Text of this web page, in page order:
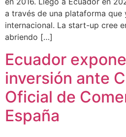
a través de una plataforma que
internacional. La start-up cree
abriendo […]
Ecuador
inversión ante
Oficial de
España